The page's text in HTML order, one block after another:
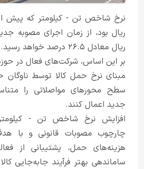
ریال معادل ۲۶.۵ درصد خواهد رسید.
بر این اساس، شرکت‌های فعال در
مبنای نرخ حمل کالا توسط
سطح محور‌های مواصلاتی را
جدید اعمال کنند.
افزایش نرخ شاخص تن -
چارچوب مصوبات قانونی و با
هزینه‌های حمل، پشتیبانی از
ساماندهی بهتر فرآیند جابه‌جایی